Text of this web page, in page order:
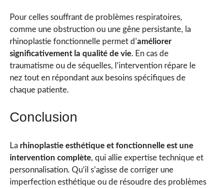
Pour celles souffrant de problèmes respiratoires,
comme une obstruction ou une gêne persistante, la
rhinoplastie fonctionnelle permet d’améliorer
significativement la qualité de vie. En cas de
traumatisme ou de séquelles, l’intervention répare le
nez tout en répondant aux besoins spécifiques de
chaque patiente.
Conclusion
La rhinoplastie esthétique et fonctionnelle est une
intervention complète, qui allie expertise technique et
personnalisation. Qu’il s’agisse de corriger une
imperfection esthétique ou de résoudre des problèmes